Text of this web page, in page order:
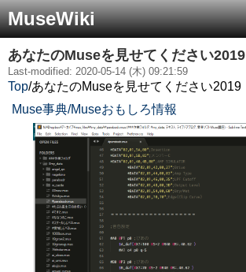
MuseWiki
あなたのMuseを見せてください2019
Last-modified: 2020-05-14 (木) 09:21:59
Top/あなたのMuseを見せてください2019
Muse事典/Museおもしろ情報